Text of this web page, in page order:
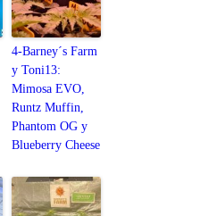
4-Barney´s Farm
y Toni13:
Mimosa EVO,
Runtz Muffin,
Phantom OG y
Blueberry Cheese